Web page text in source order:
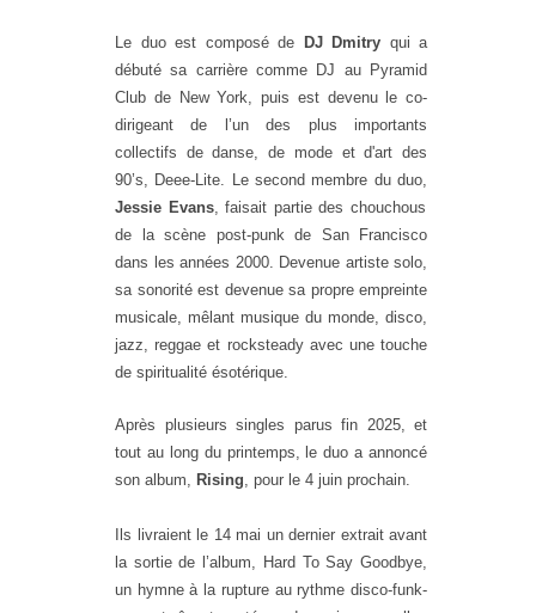
Le duo est composé de DJ Dmitry qui a
débuté sa carrière comme DJ au Pyramid
Club de New York, puis est devenu le co-
dirigeant de l’un des plus importants
collectifs de danse, de mode et d'art des
90’s, Deee-Lite. Le second membre du duo,
Jessie Evans, faisait partie des chouchous
de la scène post-punk de San Francisco
dans les années 2000. Devenue artiste solo,
sa sonorité est devenue sa propre empreinte
musicale, mêlant musique du monde, disco,
jazz, reggae et rocksteady avec une touche
de spiritualité ésotérique.
Après plusieurs singles parus fin 2025, et
tout au long du printemps, le duo a annoncé
son album,
Rising , pour le 4 juin prochain.
Ils livraient le 14 mai un dernier extrait avant
la sortie de l’album, Hard To Say Goodbye,
un hymne à la rupture au rythme disco-funk-